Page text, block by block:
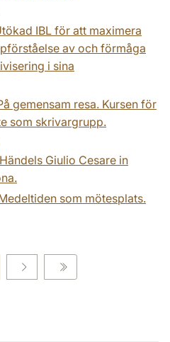
IBL för att maximera
av och förmåga
i sina
gemensam resa. Kursen för
som skrivargrupp.
Giulio Cesare in
som mötesplats.